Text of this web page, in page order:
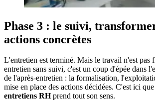
Phase 3 : le suivi,
actions concrètes
L'entretien est terminé. Mais le travail n'est
entretien sans suivi, c'est un coup d'épée dans
de l'après-entretien : la formalisation,
mise en place des actions décidées. C'est ici
entretiens RHprend tout son sens.